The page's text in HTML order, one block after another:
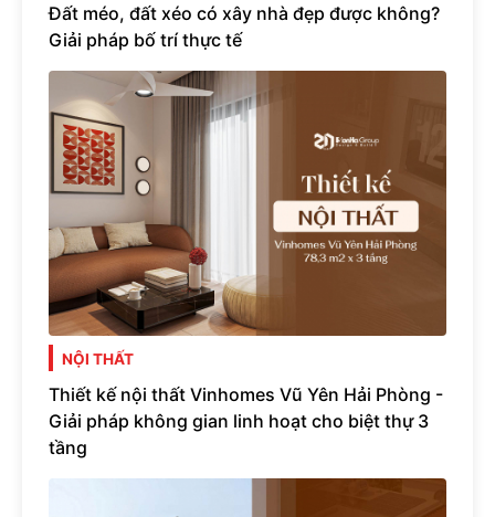
Đất méo, đất xéo có xây nhà đẹp được không?
Giải pháp bố trí thực tế
NỘI THẤT
Thiết kế nội thất Vinhomes Vũ Yên Hải Phòng -
Giải pháp không gian linh hoạt cho biệt thự 3
tầng